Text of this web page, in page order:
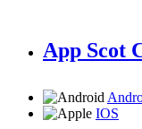
App Scot
IOS